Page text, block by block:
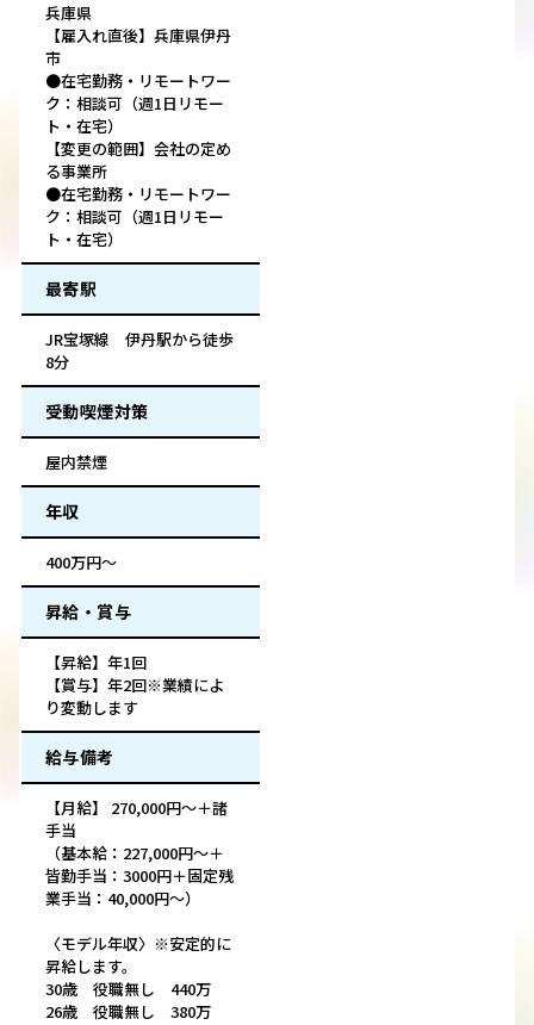
兵庫県
【雇入れ直後】兵庫県伊丹
市
●在宅勤務・リモートワー
ク：相談可（週1日リモー
ト・在宅）
【変更の範囲】会社の定め
る事業所
●在宅勤務・リモートワー
ク：相談可（週1日リモー
ト・在宅）
最寄駅
JR宝塚線 伊丹駅から徒歩
8分
受動喫煙対策
屋内禁煙
年収
400万円～
昇給・賞与
【昇給】年1回
【賞与】年2回※業績によ
り変動します
給与備考
【月給】 270,000円～＋諸
手当
（基本給：227,000円～＋
皆勤手当：3000円＋固定残
業手当：40,000円～）
〈モデル年収〉※安定的に
昇給します。
30歳 役職無し 440万
26歳 役職無し 380万